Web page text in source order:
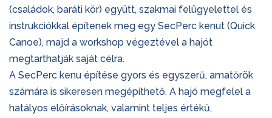
(családok, baráti kör) együtt, szakmai felügyelettel és
instrukciókkal építenek meg egy SecPerc kenut (Quick
Canoe), majd a workshop végeztével a hajót
megtarthatják saját célra.
A SecPerc kenu építése gyors és egyszerű, amatőrök
számára is sikeresen megépíthető. A hajó megfelel a
hatályos előírásoknak, valamint teljes értékű,